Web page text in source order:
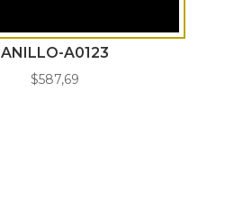
ANILLO-A0123
$587,69